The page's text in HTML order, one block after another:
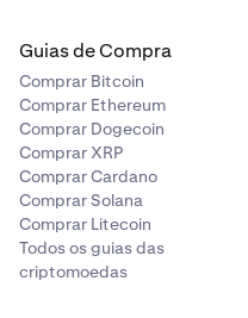
5 Digite o valor que
6 Digite o valor que
Guias de Compra
Comprar Bitcoin
Comprar Ethereum
Comprar Dogecoin
Comprar XRP
Comprar Cardano
Comprar Solana
Comprar Litecoin
Todos os guias das
criptomoedas